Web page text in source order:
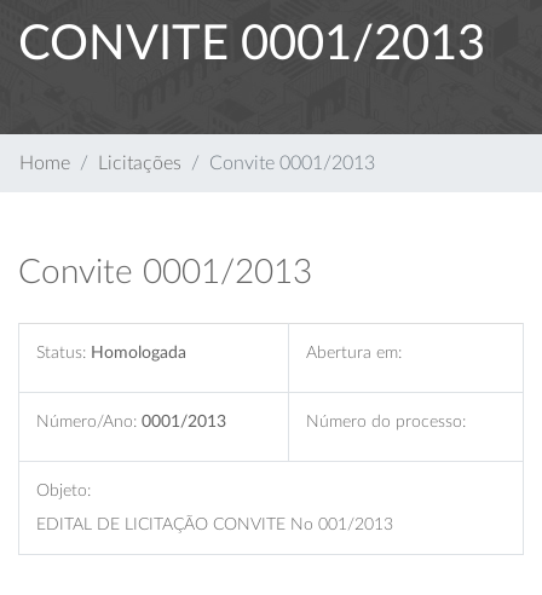
CONVITE 0001/2013
Home Licitações Convite 0001/2013
Convite 0001/2013
Status: Homologada Abertura em:
Número/Ano: 0001/2013 Número do processo:
Objeto:
EDITAL DE LICITAÇÃO CONVITE No 001/2013